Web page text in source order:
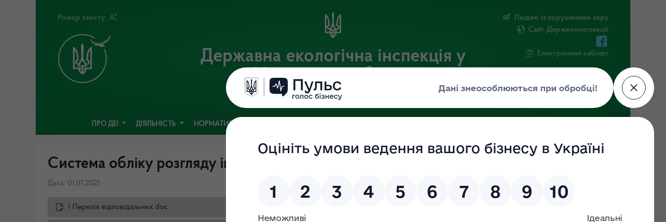
Розмір тексту:
Державна екологічна інспекція у
Харківській області
Офіційний веб-портал
Людям із порушенням зору
Сайт Держекоінспекції
Електронний кабінет
ПРО ДЕІ ДІЯЛЬНІСТЬ НОРМАТИВНА БАЗА
Система обліку розгляду інформаційних запитів
Дата: 01.07.2021
1 Перелік відповідальних.doc